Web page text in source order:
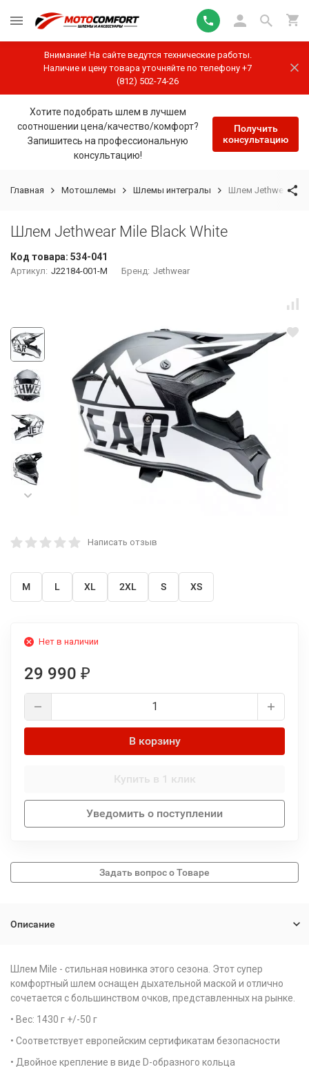
Внимание! На сайте ведутся технические работы.
Наличие и цену товара уточняйте по телефону +7
(812) 502-74-26
Хотите подобрать шлем в лучшем
соотношении цена/качество/комфорт?
Запишитесь на профессиональную
консультацию!
Получить
консультацию
Главная Мотошлемы Шлемы интегралы Шлем Jethwear
Шлем Jethwear Mile Black White
Код товара: 534-041
Артикул: J22184-001-M Бренд: Jethwear
Написать отзыв
M L XL 2XL S XS
Нет в наличии
29 990 ₽
В корзину
Купить в 1 клик
Уведомить о поступлении
Описание
Шлем Mile - стильная новинка этого сезона. Этот супер
комфортный шлем оснащен дыхательной маской и отлично
сочетается с большинством очков, представленных на рынке.
• Вес: 1430 г +/-50 г
• Соответствует европейским сертификатам безопасности
• Двойное крепление в виде D-образного кольца